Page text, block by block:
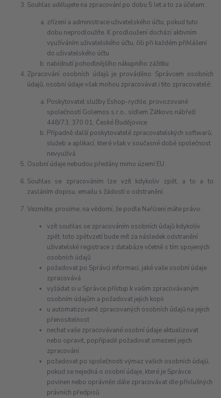
Souhlas udělujete na zpracování po dobu 5 let a to za účelem:
zřízení a administrace uživatelského účtu, pokud tuto
dobu neprodloužíte. K prodloužení dochází aktivním
využíváním uživatelského účtu, čili při každém přihlášení
do uživatelského účtu
nabídnutí pohodlnějšího nákupního zážitku
Zpracování osobních údajů je prováděno Správcem osobních
údajů, osobní údaje však mohou zpracovávat i tito zpracovatelé:
Poskytovatel služby Eshop-rychle, provozované
společností Golemos s.r.o., sídlem Zátkovo nábřeží
448/73, 370 01, České Budějovice
Případně další poskytovatelé zpracovatelských softwarů,
služeb a aplikací, které však v současné době společnost
nevyužívá.
Osobní údaje nebudou předány mimo území EU.
Souhlas se zpracováním lze vzít kdykoliv zpět, a to a to
zasláním dopisu, emailu s žádostí o odstranění.
Vezměte, prosíme, na vědomí, že podle Nařízení máte právo:
vzít souhlas se zpracováním osobních údajů kdykoliv
zpět, toto zpětvzetí bude mít za následek odstranění
uživatelské registrace z databáze včetně s tím spojených
osobních údajů
požadovat po Správci informaci, jaké vaše osobní údaje
zpracovává
vyžádat si u Správce přístup k vašim zpracovávaným
osobním údajům a požadovat jejich kopii
u automatizovaně zpracovaných osobních údajů na jejich
přenositelnost
nechat vaše zpracovávané osobní údaje aktualizovat
nebo opravit, popřípadě požadovat omezení jejich
zpracování
požadovat po společnosti výmaz vašich osobních údajů,
pokud se nejedná o osobní údaje, které je Správce
povinen nebo oprávněn dále zpracovávat dle příslušných
právních předpisů